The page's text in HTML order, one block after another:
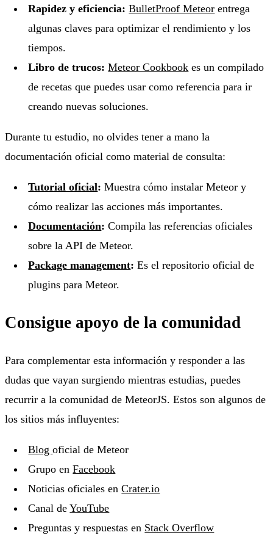
Rapidez y eficiencia: BulletProof Meteor entrega
algunas claves para optimizar el rendimiento y los
tiempos.
Libro de trucos: Meteor Cookbook es un compilado
de recetas que puedes usar como referencia para ir
creando nuevas soluciones.
Durante tu estudio, no olvides tener a mano la
documentación oficial como material de consulta:
Tutorial oficial: Muestra cómo instalar Meteor y
cómo realizar las acciones más importantes.
Documentación: Compila las referencias oficiales
sobre la API de Meteor.
Package management: Es el repositorio oficial de
plugins para Meteor.
Consigue apoyo de la comunidad
Para complementar esta información y responder a las
dudas que vayan surgiendo mientras estudias, puedes
recurrir a la comunidad de MeteorJS. Estos son algunos de
los sitios más influyentes:
Blogoficial de Meteor
Grupo enFacebook
Noticias oficiales enCrater.io
Canal deYouTube
Preguntas y respuestas en Stack Overflow